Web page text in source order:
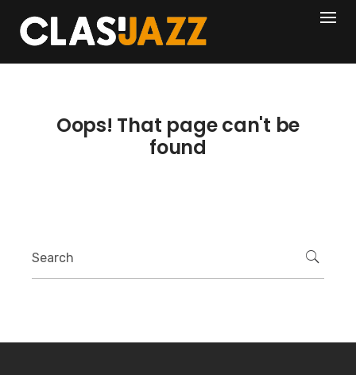
content
404
Oops! That page can't be
found